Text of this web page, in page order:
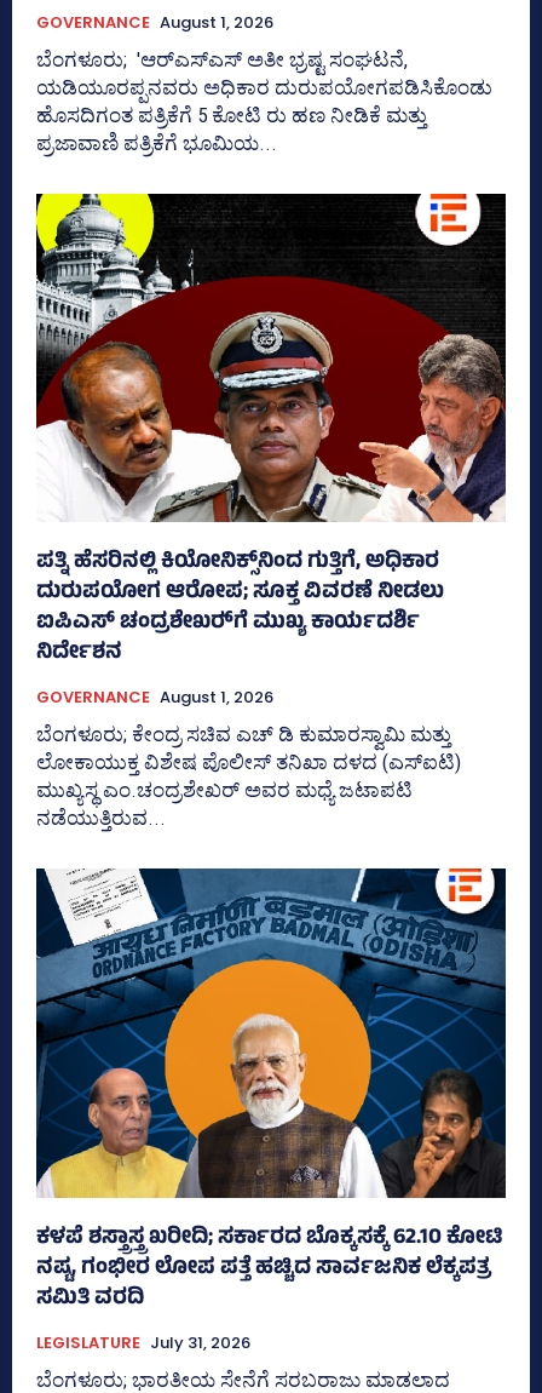
GOVERNANCE August 1, 2026
ಬೆಂಗಳೂರು; 'ಆರ್‍‌ಎಸ್‌ಎಸ್‌ ಅತೀ ಭ್ರಷ್ಟ ಸಂಘಟನೆ,
ಯಡಿಯೂರಪ್ಪನವರು ಅಧಿಕಾರ ದುರುಪಯೋಗಪಡಿಸಿಕೊಂಡು
ಹೊಸದಿಗಂತ ಪತ್ರಿಕೆಗೆ 5 ಕೋಟಿ ರು ಹಣ ನೀಡಿಕೆ ಮತ್ತು
ಪ್ರಜಾವಾಣಿ ಪತ್ರಿಕೆಗೆ ಭೂಮಿಯ...
ಪತ್ನಿ ಹೆಸರಿನಲ್ಲಿ ಕಿಯೋನಿಕ್ಸ್‌ನಿಂದ ಗುತ್ತಿಗೆ, ಅಧಿಕಾರ
ದುರುಪಯೋಗ ಆರೋಪ; ಸೂಕ್ತ ವಿವರಣೆ ನೀಡಲು
ಐಪಿಎಸ್‌ ಚಂದ್ರಶೇಖರ್‍‌ಗೆ ಮುಖ್ಯ ಕಾರ್ಯದರ್ಶಿ
ನಿರ್ದೇಶನ
GOVERNANCE August 1, 2026
ಬೆಂಗಳೂರು; ಕೇಂದ್ರ ಸಚಿವ ಎಚ್‌ ಡಿ ಕುಮಾರಸ್ವಾಮಿ ಮತ್ತು
ಲೋಕಾಯುಕ್ತ ವಿಶೇಷ ಪೊಲೀಸ್‌ ತನಿಖಾ ದಳದ (ಎಸ್‌ಐಟಿ)
ಮುಖ್ಯಸ್ಥ ಎಂ.ಚಂದ್ರಶೇಖರ್‌ ಅವರ ಮಧ್ಯೆ ಜಟಾಪಟಿ
ನಡೆಯುತ್ತಿರುವ...
ಕಳಪೆ ಶಸ್ತ್ರಾಸ್ತ್ರ ಖರೀದಿ; ಸರ್ಕಾರದ ಬೊಕ್ಕಸಕ್ಕೆ 62.10 ಕೋಟಿ
ನಷ್ಟ, ಗಂಭೀರ ಲೋಪ ಪತ್ತೆ ಹಚ್ಚಿದ ಸಾರ್ವಜನಿಕ ಲೆಕ್ಕಪತ್ರ
ಸಮಿತಿ ವರದಿ
LEGISLATURE July 31, 2026
ಬೆಂಗಳೂರು; ಭಾರತೀಯ ಸೇನೆಗೆ ಸರಬರಾಜು ಮಾಡಲಾದ